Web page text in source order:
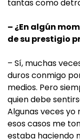
tantas como
– ¿En algún
de su prestigio
– Sí, muchas
duros conmigo
medios. Pero
quien debe
Algunas veces yo
esos casos me
estaba haciendo